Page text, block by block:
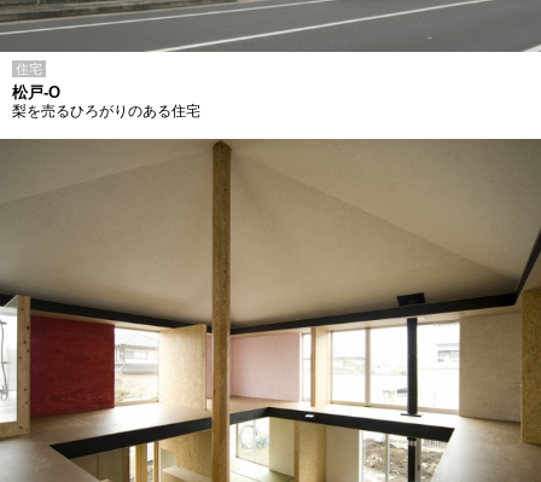
住宅
松戸-O
梨を売るひろがりのある住宅